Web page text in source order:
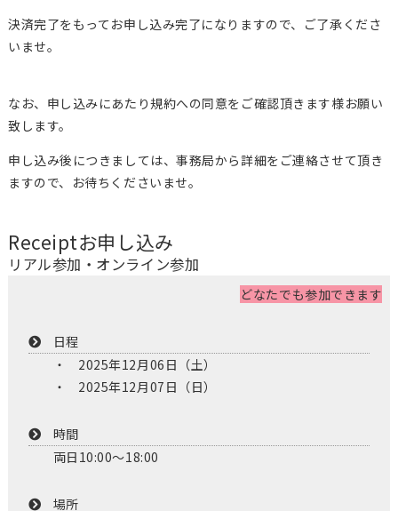
決済完了をもってお申し込み完了になりますので、ご了承くださ
いませ。
なお、申し込みにあたり規約への同意をご確認頂きます様お願い
致します。
申し込み後につきましては、事務局から詳細をご連絡させて頂き
ますので、お待ちくださいませ。
Receiptお申し込み
リアル参加・オンライン参加
どなたでも参加できます
日程
2025年12月06日（土）
2025年12月07日（日）
時間
両日10:00～18:00
場所